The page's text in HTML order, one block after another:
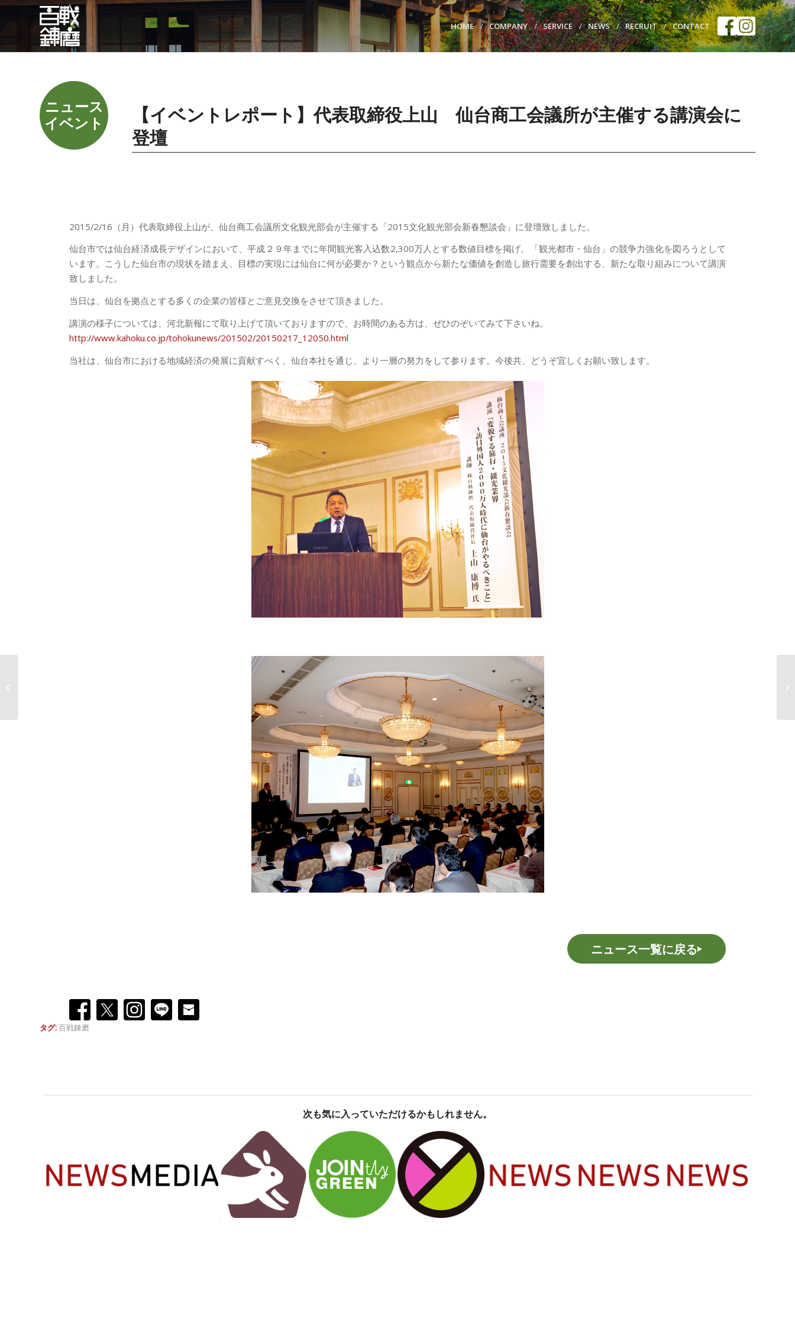
HOME COMPANY SERVICE NEWS RECRUIT CONTACT
【イベントレポート】代表取締役上山 仙台商工会議所が主催する講演会に
登壇
2015/2/16（月）代表取締役上山が、仙台商工会議所文化観光部会が主催する「2015文化観光部会新春懇談会」に登壇致しました。
仙台市では仙台経済成長デザインにおいて、平成２９年までに年間観光客入込数2,300万人とする数値目標を掲げ、「観光都市・仙台」の競争力強化を図ろうとして
います。こうした仙台市の現状を踏まえ、目標の実現には仙台に何が必要か？という観点から新たな価値を創造し旅行需要を創出する、新たな取り組みについて講演
致しました。
当日は、仙台を拠点とする多くの企業の皆様とご意見交換をさせて頂きました。
講演の様子については、河北新報にて取り上げて頂いておりますので、お時間のある方は、ぜひのぞいてみて下さいね。
http://www.kahoku.co.jp/tohokunews/201502/20150217_12050.html
当社は、仙台市における地域経済の発展に貢献すべく、仙台本社を通じ、より一層の努力をして参ります。今後共、どうぞ宜しくお願い致します。
ニュース一覧に戻る
タグ:百戦錬磨
次も気に入っていただけるかもしれません。